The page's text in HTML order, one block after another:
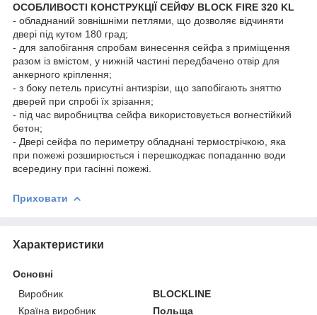
ОСОБЛИВОСТІ КОНСТРУКЦІЇ СЕЙФУ BLOCK FIRE 320 KL
- обладнаний зовнішніми петлями, що дозволяє відчиняти
двері під кутом 180 град;
- для запобігання спробам винесення сейфа з приміщення
разом із вмістом, у нижній частині передбачено отвір для
анкерного кріплення;
- з боку петель присутні антизрізи, що запобігають зняттю
дверей при спробі їх зрізання;
- під час виробництва сейфа використовується вогнестійкий
бетон;
- Двері сейфа по периметру обладнані термострічкою, яка
при пожежі розширюється і перешкоджає попаданню води
всередину при гасінні пожежі.
Приховати
Характеристики
Основні
Виробник
BLOCKLINE
Країна виробник
Польща